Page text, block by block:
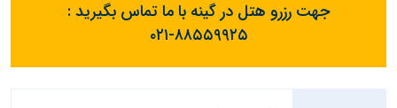
جهت رزرو هتل در گینه با ما تماس بگیرید :
۰۲۱-۸۸۵۵۹۹۲۵